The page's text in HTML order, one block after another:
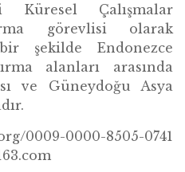
Küresel Çalışmalar
görevlisi olarak
bir şekilde Endonezce
alanları arasında
ve Güneydoğu Asya
0009-0000-8505-0741